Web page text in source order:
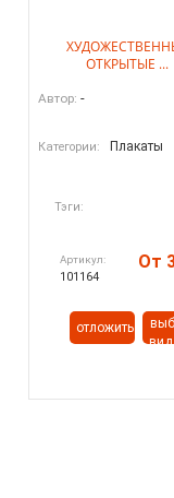
ОТКРЫТЫЕ ...
Автор: -
Категории: Плакаты
Тэги:
Артикул:
101164
От
отложить
вид